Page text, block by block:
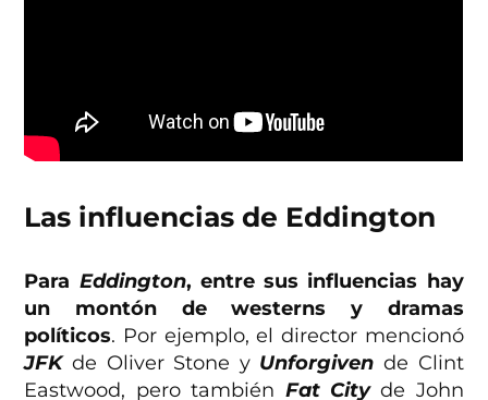
Las influencias de Eddington
Para Eddington, entre sus influencias hay
un montón de westerns y dramas
políticos. Por ejemplo, el director mencionó
JFKde Oliver Stone y Unforgiven de Clint
Eastwood, pero también Fat Cityde John